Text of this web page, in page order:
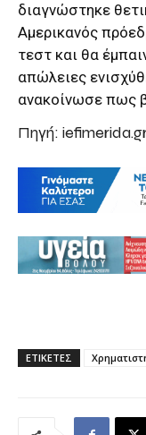
διαγνώστηκε
Αμερικανός
τεστ και θα
απώλειες
ανακοίνωσε πως
Πηγή:
ΕΤΙΚΕΤΕΣ